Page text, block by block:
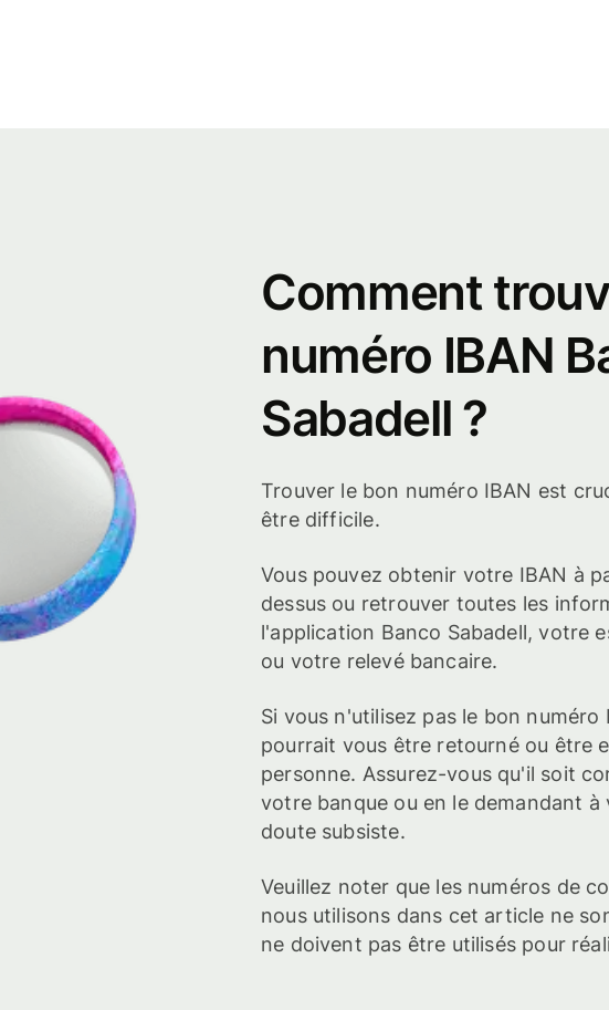
Comment
numéro IBAN
Sabadell ?
Trouver le bon numéro IBAN est
être difficile.
Vous pouvez obtenir votre IBAN à
dessus ou retrouver toutes les
l'application Banco Sabadell, votre
ou votre relevé bancaire.
Si vous n'utilisez pas le bon
pourrait vous être retourné ou être
personne. Assurez-vous qu'il soit
votre banque ou en le demandant
doute subsiste.
Veuillez noter que les numéros de
nous utilisons dans cet article ne
ne doivent pas être utilisés pour